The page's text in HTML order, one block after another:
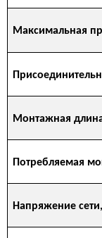
Максимальная
Монтажная
Потребляемая
Напряжение